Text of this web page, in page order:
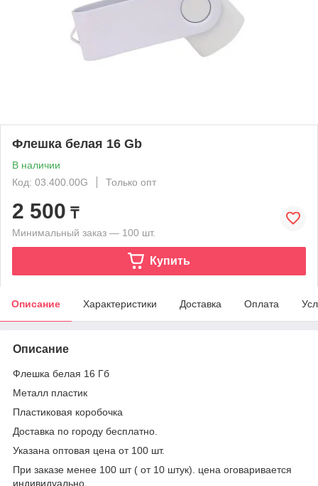
Флешка белая 16 Gb
В наличии
Код: 03.400.00G
Только опт
2 500 ₸
Минимальный заказ — 100 шт.
Купить
Описание Характеристики Доставка Оплата
Описание
Флешка белая 16 Гб
Металл пластик
Пластиковая коробочка
Доставка по городу бесплатно.
Указана оптовая цена от 100 шт.
При заказе менее 100 шт ( от 10 штук). цена оговаривается
индивидуально.